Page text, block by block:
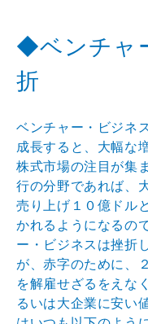
◆ベンチャ
折
ベンチャー・ビジネ
成長すると、大幅な
株式市場の注目が集
行の分野であれば、
売り上げ１０億ド ル
かれるようになるの
ー・ビジネスは挫折
が、赤字のために、
を解雇せざるをえな
るいは大企業に安い